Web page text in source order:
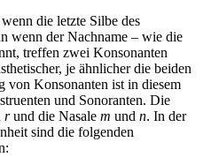
die letzte Silbe des
wenn der Nachname – wie die
treffen zwei Konsonanten
je ähnlicher die beiden
von Konsonanten ist in diesem
und Sonoranten. Die
rund die Nasale m und n. In der
sind die folgenden